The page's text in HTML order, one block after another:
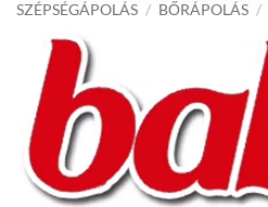
SZÉPSÉGÁPOLÁS / BŐRÁPOLÁS /